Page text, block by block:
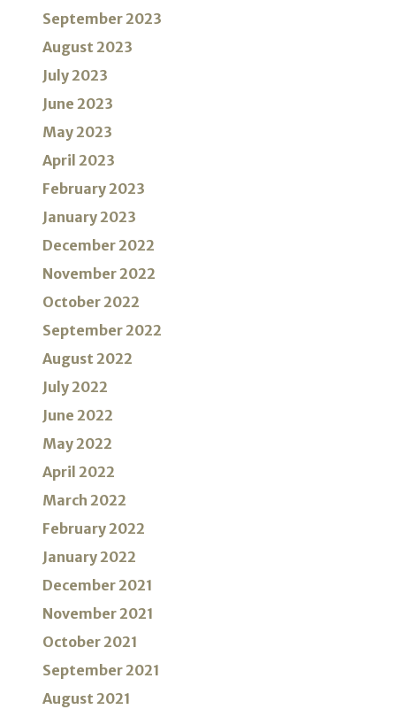
September 2023
August 2023
July 2023
June 2023
May 2023
April 2023
February 2023
January 2023
December 2022
November 2022
October 2022
September 2022
August 2022
July 2022
June 2022
May 2022
April 2022
March 2022
February 2022
January 2022
December 2021
November 2021
October 2021
September 2021
August 2021